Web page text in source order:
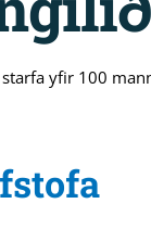
yfir 100